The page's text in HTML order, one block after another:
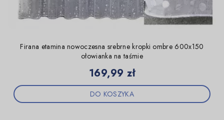
Firana etamina nowoczesna srebrne kropki ombre 600x150
ołowianka na taśmie
Cena
169,99 zł
DO KOSZYKA